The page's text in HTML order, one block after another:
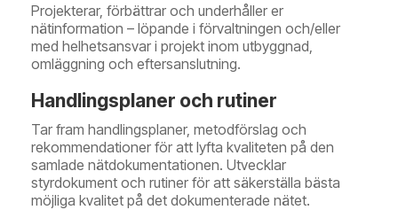
Projekterar, förbättrar och underhåller er
nätinformation – löpande i förvaltningen och/eller
med helhetsansvar i projekt inom utbyggnad,
omläggning och eftersanslutning.
Handlingsplaner och rutiner
Tar fram handlingsplaner, metodförslag och
rekommendationer för att lyfta kvaliteten på den
samlade nätdokumentationen. Utvecklar
styrdokument och rutiner för att säkerställa bästa
möjliga kvalitet på det dokumenterade nätet.